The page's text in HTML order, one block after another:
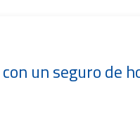
un seguro de